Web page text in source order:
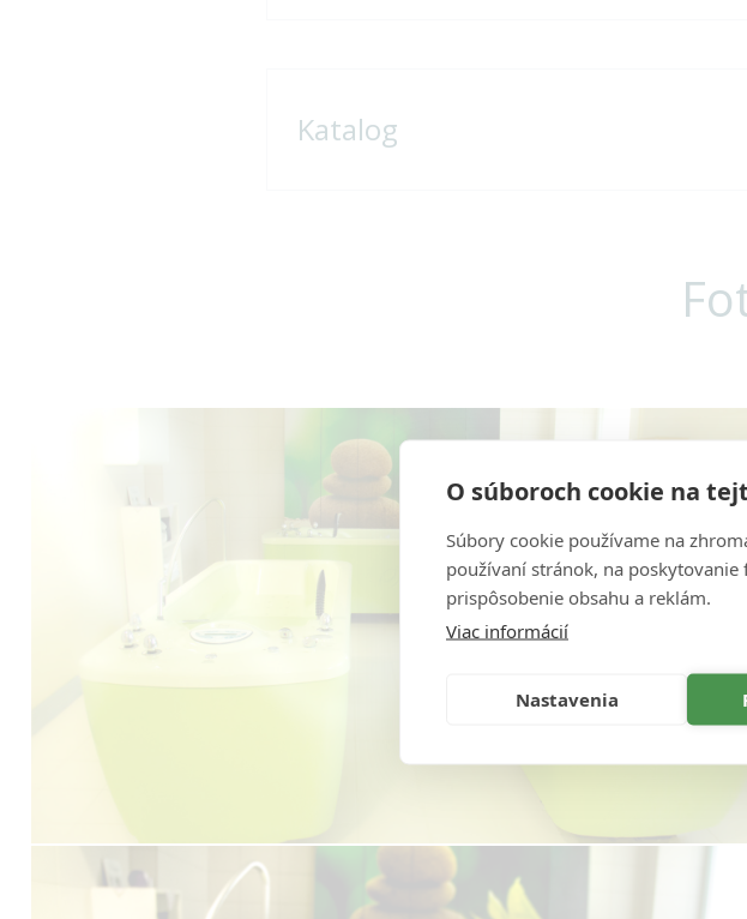
Katalog
O súboroch cookie na
Súbory cookie používame na
používaní stránok, na
prispôsobenie obsahu a reklám.
Viac informácií
Nastavenia